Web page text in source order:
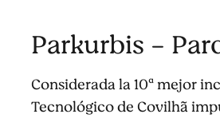
Parkurbis -
Considerada la 10ª mejor
Tecnológico de Covilhã